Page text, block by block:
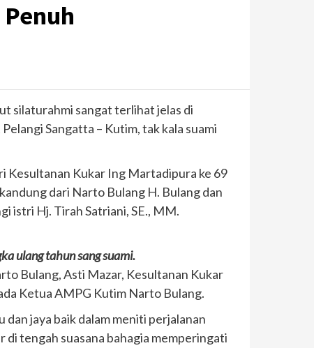
silaturahmi sangat terlihat jelas di
Sangatta – Kutim, tak kala suami
Kesultanan Kukar Ing Martadipura ke 69
dari Narto Bulang H. Bulang dan
istri Hj. Tirah Satriani, SE., MM.
ulang tahun sang suami.
Bulang, Asti Mazar, Kesultanan Kukar
Ketua AMPG Kutim Narto Bulang.
dan jaya baik dalam meniti perjalanan
tengah suasana bahagia memperingati